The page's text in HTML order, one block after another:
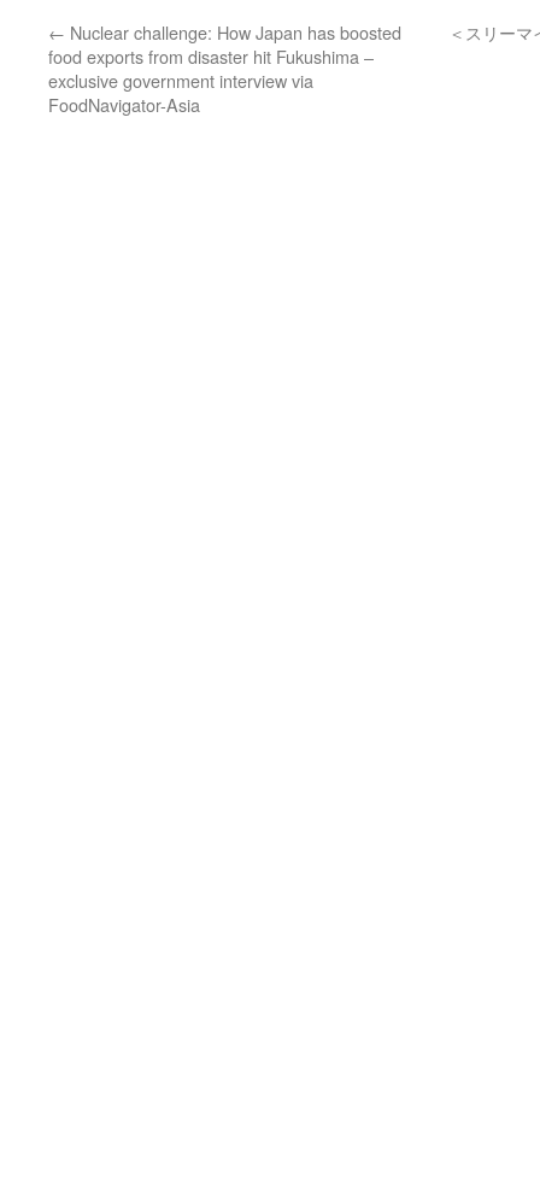
← Nuclear challenge: How Japan has boosted
food exports from disaster hit Fukushima –
exclusive government interview via
FoodNavigator-Asia
＜スリー